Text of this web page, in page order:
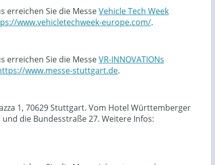
erreichen Sie die MesseVehicle Tech Week
www.vehicletechweek-europe.com/.
erreichen Sie die MesseVR-INNOVATIONs
www.messe-stuttgart.de.
1, 70629 Stuttgart. Vom Hotel Württemberger
die Bundesstraße 27. Weitere Infos: